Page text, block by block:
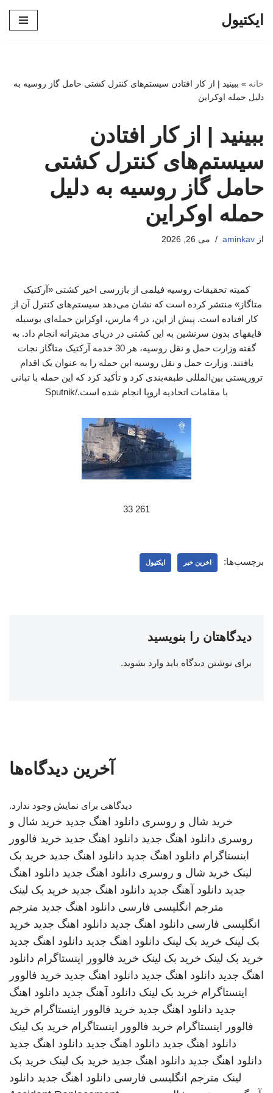
ایکتیول
خانه » ببینید | از کار افتادن سیستم‌های کنترل کشتی حامل گاز روسیه به
دلیل حمله اوکراین
ببینید | از کار افتادن
سیستم‌های کنترل کشتی
حامل گاز روسیه به دلیل
حمله اوکراین
از aminkav می 26, 2026
کمیته تحقیقات روسیه فیلمی از بازرسی اخیر کشتی «آرکتیک
متاگاز» منتشر کرده است که نشان می‌دهد سیستم‌های کنترل آن از
کار افتاده است. پیش از این، در 4 مارس، اوکراین حمله‌ای بوسیله
قایقهای بدون سرنشین به این کشتی در دریای مدیترانه انجام داد. به
گفته وزارت حمل و نقل روسیه، هر 30 خدمه آرکتیک متاگاز نجات
یافتند. وزارت حمل و نقل روسیه این حمله را به عنوان یک اقدام
تروریستی بین‌المللی طبقه‌بندی کرد و تأکید کرد که این حمله با تبانی
با مقامات اتحادیه اروپا انجام شده است./Sputnik
261 33
برچسب‌ها: اخرین خبر ایکتیول
دیدگاهتان را بنویسید
برای نوشتن دیدگاه باید وارد بشوید.
آخرین دیدگاه‌ها
دیدگاهی برای نمایش وجود ندارد.
خرید شال و روسری دانلود اهنگ جدید خرید شال و
روسری دانلود اهنگ جدید دانلود اهنگ جدید خرید فالوور
اینستاگرام دانلود اهنگ جدید دانلود اهنگ جدید خرید بک
لینک خرید شال و روسری دانلود اهنگ جدید دانلود اهنگ
جدید دانلود آهنگ جدید دانلود اهنگ جدید خرید بک لینک
مترجم انگلیسی فارسی دانلود اهنگ جدید مترجم
انگلیسی فارسی دانلود اهنگ جدید دانلود اهنگ جدید خرید
بک لینک خرید بک لینک دانلود اهنگ جدید دانلود اهنگ جدید
خرید بک لینک خرید بک لینک خرید فالوور اینستاگرام دانلود
اهنگ جدید دانلود اهنگ جدید دانلود اهنگ جدید خرید فالوور
اینستاگرام خرید بک لینک دانلود آهنگ جدید دانلود اهنگ
جدید دانلود اهنگ جدید خرید فالوور اینستاگرام خرید
فالوور اینستاگرام خرید فالوور اینستاگرام خرید بک لینک
دانلود اهنگ جدید دانلود اهنگ جدید دانلود اهنگ جدید
دانلود اهنگ جدید دانلود اهنگ جدید خرید بک لینک خرید بک
لینک مترجم انگلیسی فارسی دانلود اهنگ جدید دانلود